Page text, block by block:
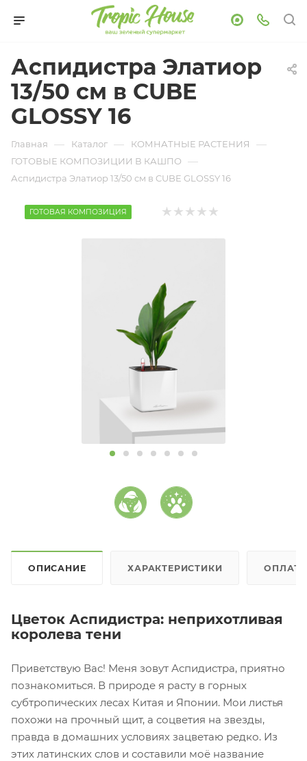
Аспидистра Элатиор
13/50 см в CUBE
GLOSSY 16
Главная — Каталог — КОМНАТНЫЕ РАСТЕНИЯ —
ГОТОВЫЕ КОМПОЗИЦИИ В КАШПО —
Аспидистра Элатиор 13/50 см в CUBE GLOSSY 16
ГОТОВАЯ КОМПОЗИЦИЯ
ОПИСАНИЕ ХАРАКТЕРИСТИКИ
Цветок Аспидистра: неприхотливая
королева тени
Приветствую Вас! Меня зовут Аспидистра, приятно
познакомиться. В природе я расту в горных
субтропических лесах Китая и Японии. Мои листья
похожи на прочный щит, а соцветия на звезды,
правда в домашних условиях зацветаю редко. Из
этих латинских слов и составили моё название